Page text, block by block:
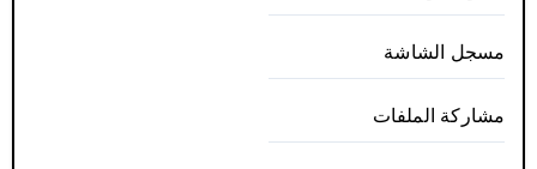
مسجل الشاشة
مشاركة الملفات